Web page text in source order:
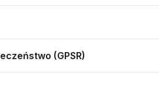
(GPSR)